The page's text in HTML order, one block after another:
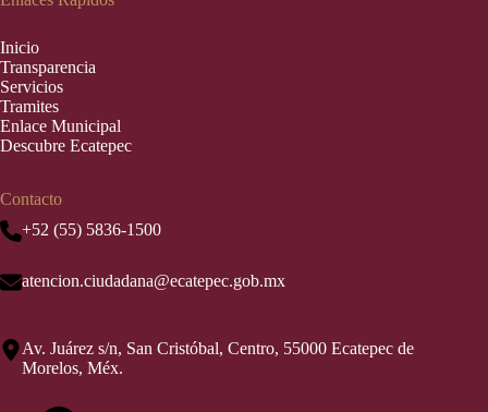
Inicio
Transparencia
Servicios
Tramites
Enlace Municipal
Descubre Ecatepec
Contacto
+52 (55) 5836-1500
atencion.ciudadana@ecatepec.gob.mx
Av. Juárez s/n, San Cristóbal, Centro, 55000 Ecatepec de
Morelos, Méx.